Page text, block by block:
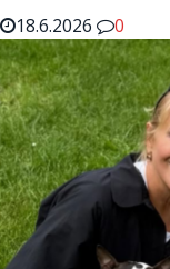
18.6.2026
0